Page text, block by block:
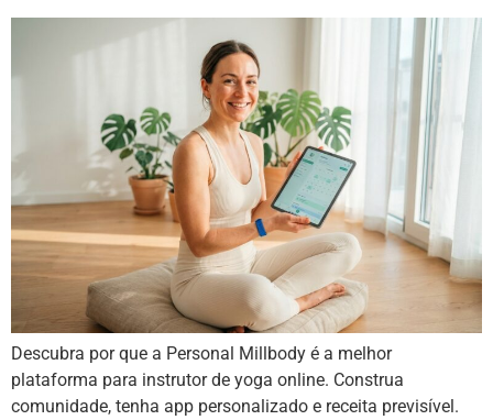
Descubra por que a Personal Millbody é a melhor
plataforma para instrutor de yoga online. Construa
comunidade, tenha app personalizado e receita previsível.